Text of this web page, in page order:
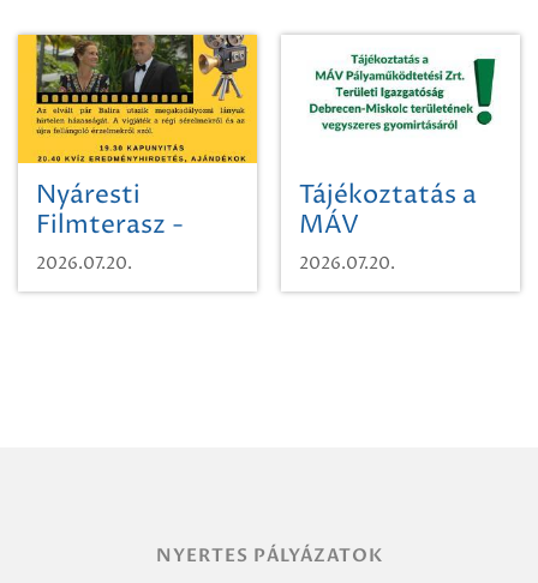
Nyáresti
Filmterasz -
Beugró a
Paradicsomba
2026.07.20.
Tájékoztatás a
MÁV
Pályaműködtetési
Zrt. Területi
2026.07.20.
NYERTES PÁLYÁZATOK